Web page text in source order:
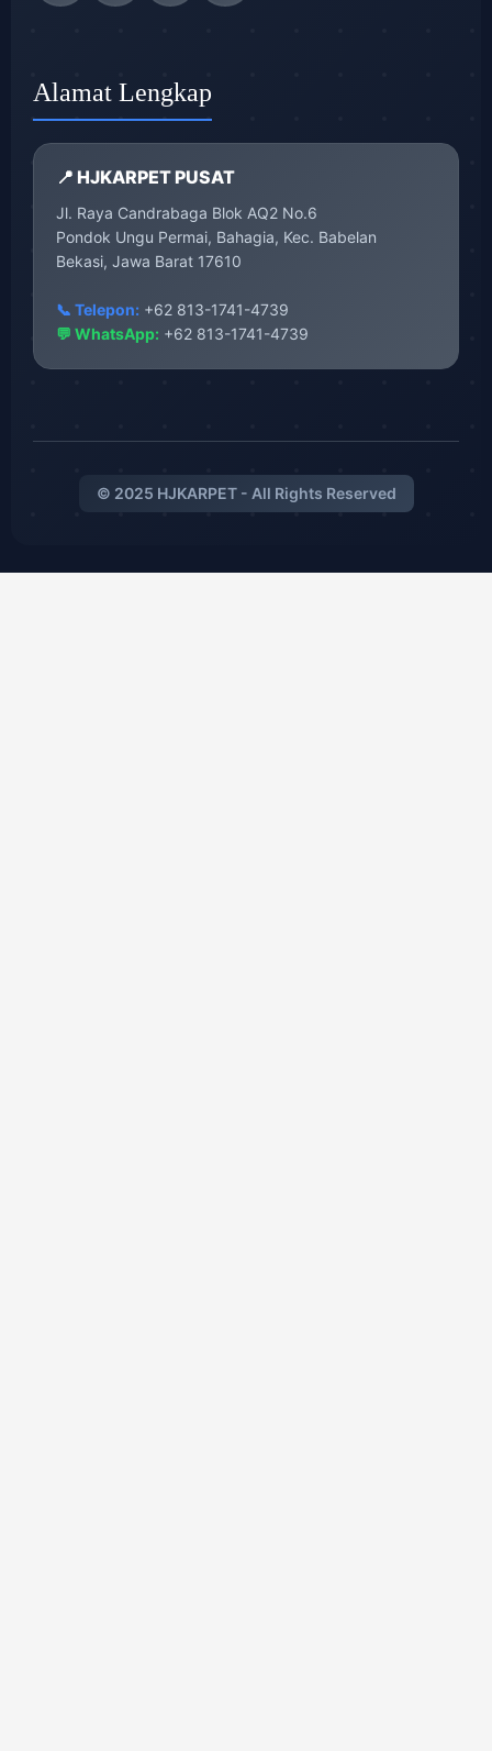
Alamat Lengkap
📍 HJKARPET PUSAT
Jl. Raya Candrabaga Blok AQ2 No.6
Pondok Ungu Permai, Bahagia, Kec. Babelan
Bekasi, Jawa Barat 17610
📞 Telepon: +62 813-1741-4739
💬 WhatsApp: +62 813-1741-4739
© 2025 HJKARPET - All Rights Reserved